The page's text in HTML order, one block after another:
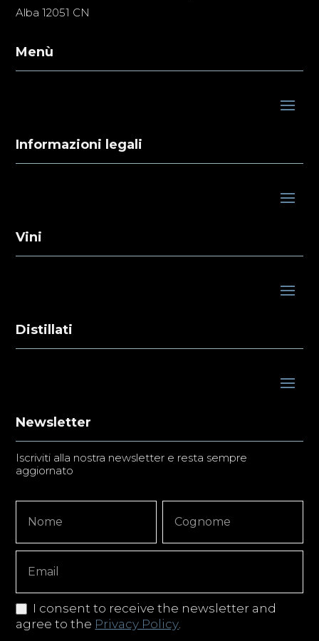
Alba 12051 CN
Menù
Informazioni legali
Vini
Distillati
Newsletter
Iscriviti alla nostra newsletter e resta sempre
aggiornato
Signup
Copy
I consent to receive the newsletter and
agree to the Privacy Policy